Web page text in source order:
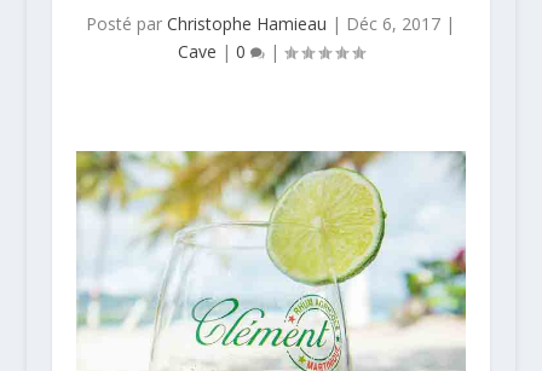
Posté parChristophe Hamieau | Déc 6, 2017 |
Cave | 0 |